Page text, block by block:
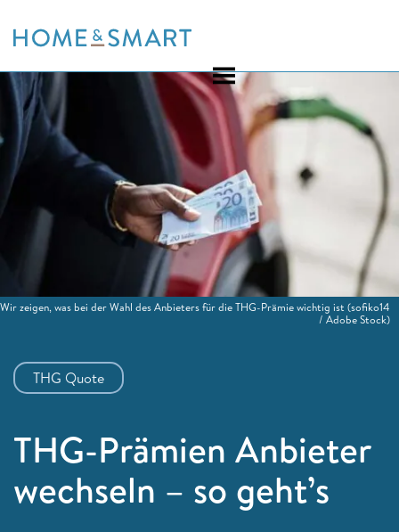
to
THG Quote
THG-Prämien Anbieter
wechseln – so geht’s
Wir zeigen, was bei der Wahl des Anbieters für die THG-Prämie wichtig ist (sofiko14
/ Adobe Stock)